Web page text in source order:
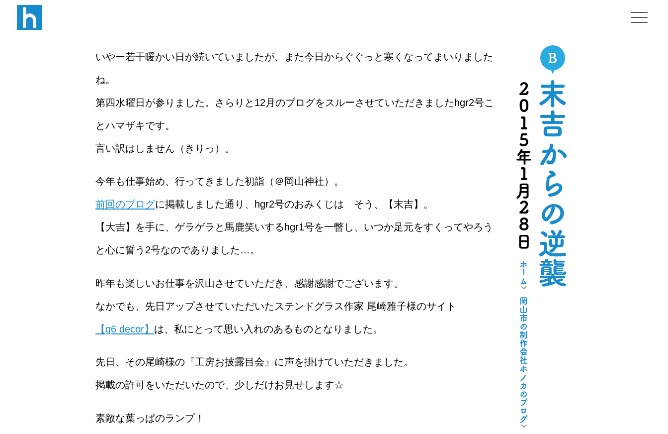
W B N
末吉からの逆襲
2015年1月28日
ホーム
岡山市の制作会社ホノカのブログ
いやー若干暖かい日が続いていましたが、また今日からぐぐっと寒くなってまいりました
ね。
第四水曜日が参りました。さらりと12月のブログをスルーさせていただきましたhgr2号こ
とハマザキです。
言い訳はしません（きりっ）。
今年も仕事始め、行ってきました初詣（＠岡山神社）。
前回のブログに掲載しました通り、hgr2号のおみくじは そう、【末吉】。
【大吉】を手に、ゲラゲラと馬鹿笑いするhgr1号を一瞥し、いつか足元をすくってやろう
と心に誓う2号なのでありました…。
昨年も楽しいお仕事を沢山させていただき、感謝感謝でございます。
なかでも、先日アップさせていただいたステンドグラス作家 尾崎雅子様のサイト
【g6 decor】 は、私にとって思い入れのあるものとなりました。
先日、その尾崎様の『工房お披露目会』に声を掛けていただきました。
掲載の許可をいただいたので、少しだけお見せします☆
素敵な葉っぱのランプ！